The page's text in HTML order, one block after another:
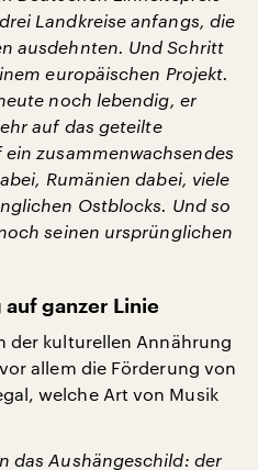
Landkreise anfangs, die
ausdehnten. Und Schritt
europäischen Projekt.
noch lebendig, er
auf das geteilte
zusammenwachsendes
Rumänien dabei, viele
Ostblocks. Und so
seinen ursprünglichen
ganzer Linie
der kulturellen Annährung
allem die Förderung von
welche Art von Musik
das Aushängeschild: der